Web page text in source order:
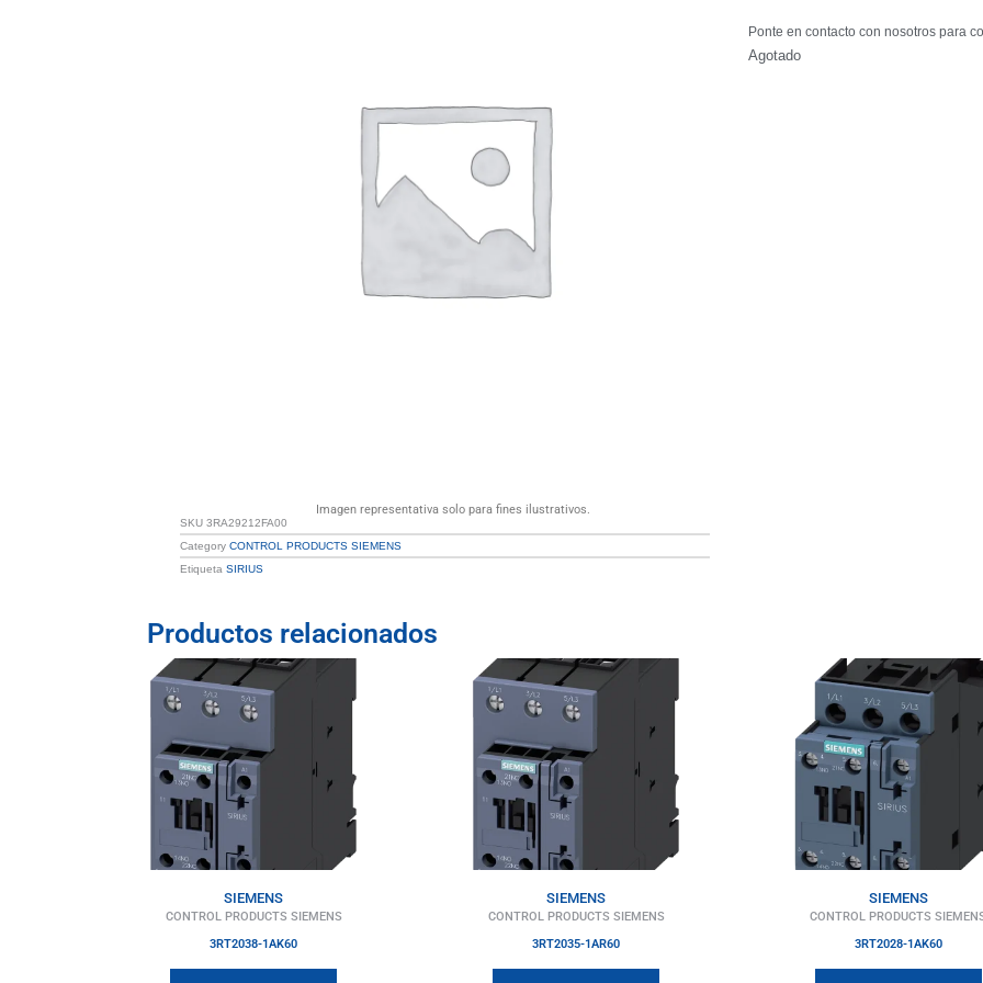
Imagen representativa solo para fines ilustrativos.
SKU3RA29212FA00
Category CONTROL PRODUCTS SIEMENS
Etiqueta SIRIUS
Ponte en contacto con nosotros para
Agotado
Productos relacionados
SIEMENS
CONTROL PRODUCTS SIEMENS
3RT2038-1AK60
SIEMENS
CONTROL PRODUCTS SIEMENS
3RT2035-1AR60
SIEMENS
CONTROL PRODUCTS
3RT2028-1AK60